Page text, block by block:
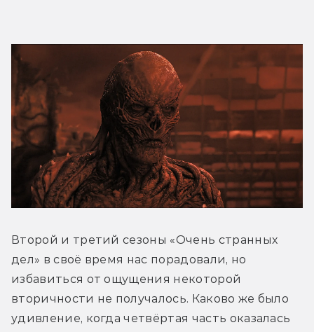
Второй и третий сезоны «Очень странных
дел» в своё время нас порадовали, но
избавиться от ощущения некоторой
вторичности не получалось. Каково же было
удивление, когда четвёртая часть оказалась